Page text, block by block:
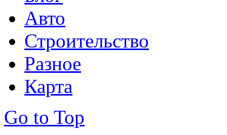
Авто
Строительство
Разное
Карта
Go to Top